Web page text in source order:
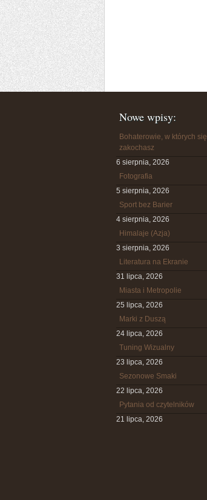
Nowe wpisy:
Bohaterowie, w których się
zakochasz
6 sierpnia, 2026
Fotografia
5 sierpnia, 2026
Sport bez Barier
4 sierpnia, 2026
Himalaje (Azja)
3 sierpnia, 2026
Literatura na Ekranie
31 lipca, 2026
Miasta i Metropolie
25 lipca, 2026
Marki z Duszą
24 lipca, 2026
Tuning Wizualny
23 lipca, 2026
Sezonowe Smaki
22 lipca, 2026
Pytania od czytelników
21 lipca, 2026